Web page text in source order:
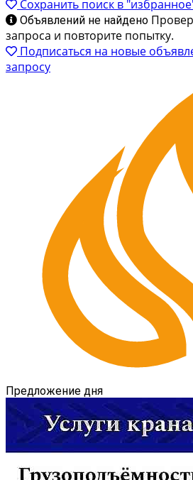
Сохранить поиск в
Объявлений не найдено
запроса и повторите попытку.
Подписаться на новые
запросу
Предложение дня